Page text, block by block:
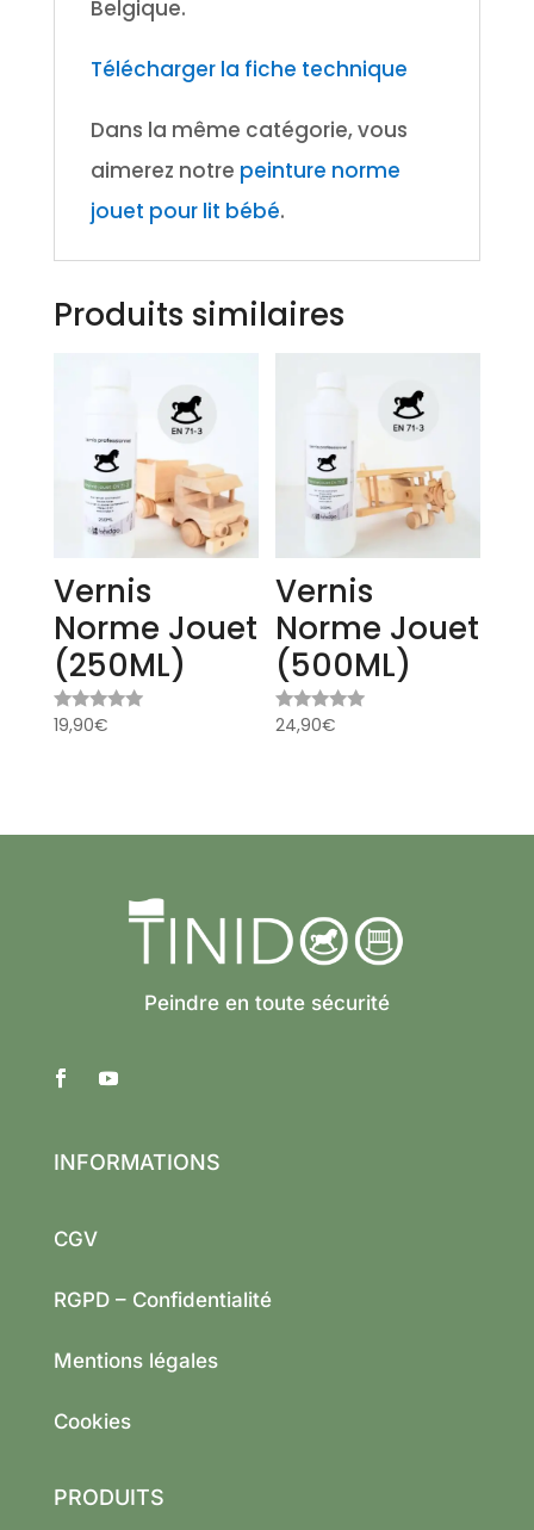
Belgique.
Télécharger la fiche technique
Dans la même catégorie, vous
aimerez notre peinture norme
jouet pour lit bébé.
Produits similaires
Vernis
Norme Jouet
(250ML)
Note
19,90€
Vernis
Norme Jouet
(500ML)
Note
24,90€
Peindre en toute sécurité
INFORMATIONS
CGV
RGPD – Confidentialité
Mentions légales
Cookies
PRODUITS